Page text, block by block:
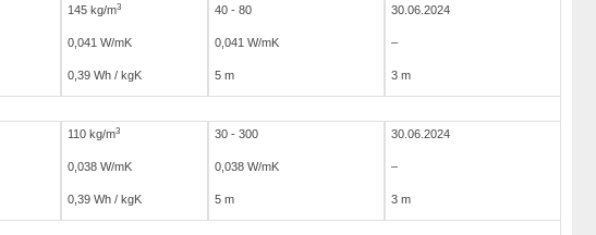
145 kg/m3 40 - 80 30.06.2024
0,041 W/mK 0,041 W/mK –
0,39 Wh / kgK 5 m 3 m
110 kg/m3 30 - 300 30.06.2024
0,038 W/mK 0,038 W/mK –
0,39 Wh / kgK 5 m 3 m